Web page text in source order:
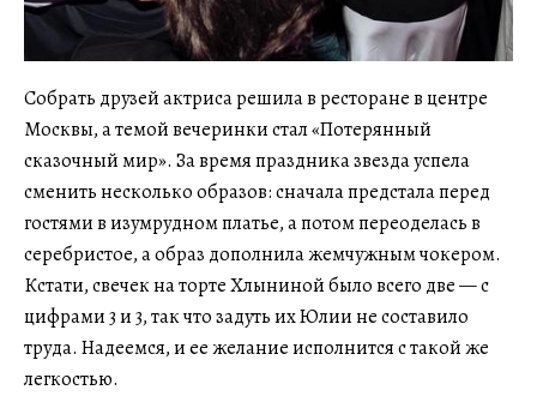
Собрать друзей актриса решила в ресторане в центре
Москвы, а темой вечеринки стал «Потерянный
сказочный мир». За время праздника звезда успела
сменить несколько образов: сначала предстала перед
гостями в изумрудном платье, а потом переоделась в
серебристое, а образ дополнила жемчужным чокером.
Кстати, свечек на торте Хлыниной было всего две — с
цифрами 3 и 3, так что задуть их Юлии не составило
труда. Надеемся, и ее желание исполнится с такой же
легкостью.